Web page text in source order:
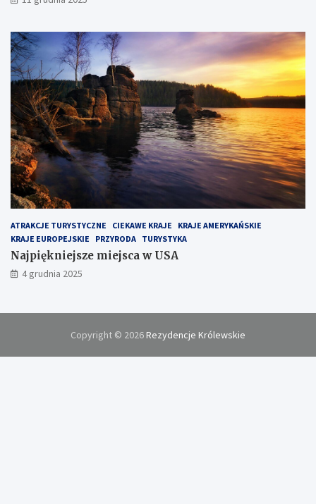
ATRAKCJE TURYSTYCZNE CIEKAWE KRAJE
KRAJE AMERYKAŃSKIE
KRAJE EUROPEJSKIE
PRZYRODA TURYSTYKA
Najpiękniejsze miejsca w USA
4 grudnia 2025
Copyright © 2026Rezydencje Królewskie